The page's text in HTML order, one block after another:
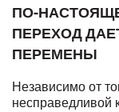
ПО-
ПЕРЕХОД
ПЕРЕМЕНЫ
Независимо от
несправедливой